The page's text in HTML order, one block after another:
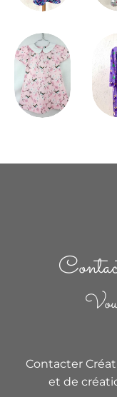
Vêtements
Enfants
Enfants
Contacter
et de